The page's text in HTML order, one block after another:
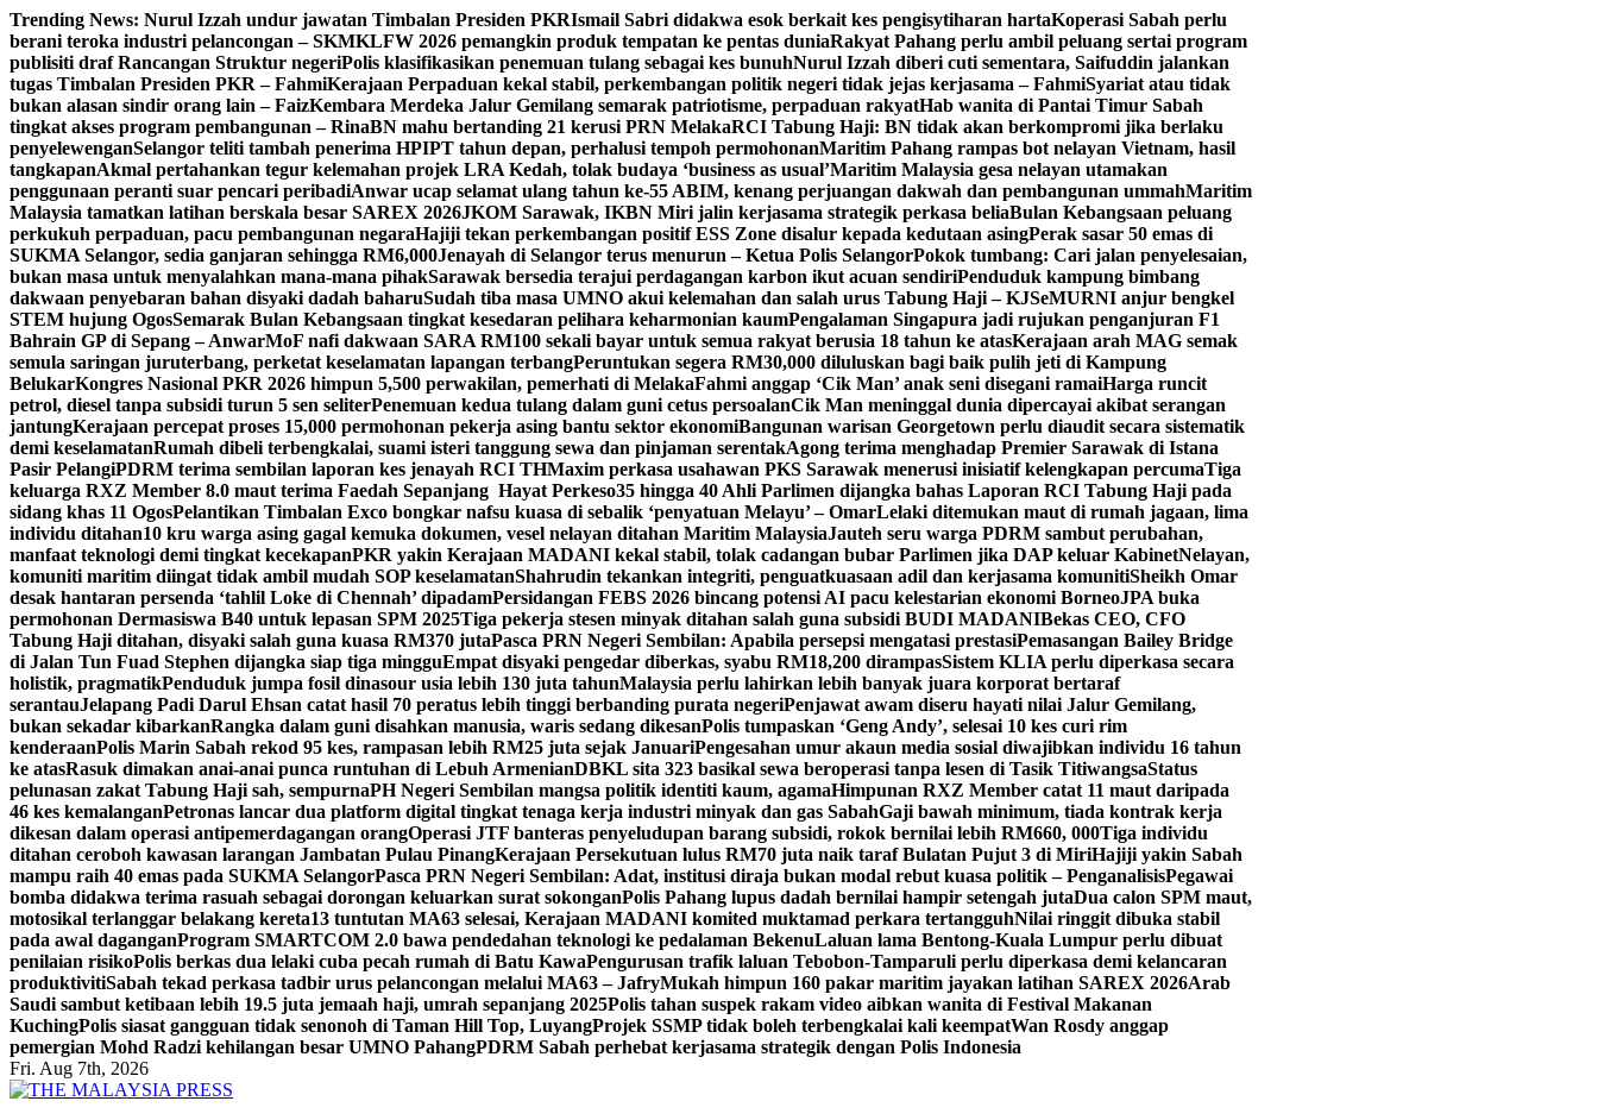
Skip
to
content
Trending News: Nurul Izzah undur jawatan Timbalan Presiden PKRIsmail Sabri didakwa esok berkait kes pengisytiharan hartaKoperasi Sabah perlu
berani teroka industri pelancongan – SKMKLFW 2026 pemangkin produk tempatan ke pentas duniaRakyat Pahang perlu ambil peluang sertai program
publisiti draf Rancangan Struktur negeriPolis klasifikasikan penemuan tulang sebagai kes bunuhNurul Izzah diberi cuti sementara, Saifuddin jalankan
tugas Timbalan Presiden PKR – FahmiKerajaan Perpaduan kekal stabil, perkembangan politik negeri tidak jejas kerjasama – FahmiSyariat atau tidak
bukan alasan sindir orang lain – FaizKembara Merdeka Jalur Gemilang semarak patriotisme, perpaduan rakyatHab wanita di Pantai Timur Sabah
tingkat akses program pembangunan – RinaBN mahu bertanding 21 kerusi PRN MelakaRCI Tabung Haji: BN tidak akan berkompromi jika berlaku
penyelewenganSelangor teliti tambah penerima HPIPT tahun depan, perhalusi tempoh permohonanMaritim Pahang rampas bot nelayan Vietnam, hasil
tangkapanAkmal pertahankan tegur kelemahan projek LRA Kedah, tolak budaya ‘business as usual’Maritim Malaysia gesa nelayan utamakan
penggunaan peranti suar pencari peribadiAnwar ucap selamat ulang tahun ke-55 ABIM, kenang perjuangan dakwah dan pembangunan ummahMaritim
Malaysia tamatkan latihan berskala besar SAREX 2026JKOM Sarawak, IKBN Miri jalin kerjasama strategik perkasa beliaBulan Kebangsaan peluang
perkukuh perpaduan, pacu pembangunan negaraHajiji tekan perkembangan positif ESS Zone disalur kepada kedutaan asingPerak sasar 50 emas di
SUKMA Selangor, sedia ganjaran sehingga RM6,000Jenayah di Selangor terus menurun – Ketua Polis SelangorPokok tumbang: Cari jalan penyelesaian,
bukan masa untuk menyalahkan mana-mana pihakSarawak bersedia terajui perdagangan karbon ikut acuan sendiriPenduduk kampung bimbang
dakwaan penyebaran bahan disyaki dadah baharuSudah tiba masa UMNO akui kelemahan dan salah urus Tabung Haji – KJSeMURNI anjur bengkel
STEM hujung OgosSemarak Bulan Kebangsaan tingkat kesedaran pelihara keharmonian kaumPengalaman Singapura jadi rujukan penganjuran F1
Bahrain GP di Sepang – AnwarMoF nafi dakwaan SARA RM100 sekali bayar untuk semua rakyat berusia 18 tahun ke atasKerajaan arah MAG semak
semula saringan juruterbang, perketat keselamatan lapangan terbangPeruntukan segera RM30,000 diluluskan bagi baik pulih jeti di Kampung
BelukarKongres Nasional PKR 2026 himpun 5,500 perwakilan, pemerhati di MelakaFahmi anggap ‘Cik Man’ anak seni disegani ramaiHarga runcit
petrol, diesel tanpa subsidi turun 5 sen seliterPenemuan kedua tulang dalam guni cetus persoalanCik Man meninggal dunia dipercayai akibat serangan
jantungKerajaan percepat proses 15,000 permohonan pekerja asing bantu sektor ekonomiBangunan warisan Georgetown perlu diaudit secara sistematik
demi keselamatanRumah dibeli terbengkalai, suami isteri tanggung sewa dan pinjaman serentakAgong terima menghadap Premier Sarawak di Istana
Pasir PelangiPDRM terima sembilan laporan kes jenayah RCI THMaxim perkasa usahawan PKS Sarawak menerusi inisiatif kelengkapan percumaTiga
keluarga RXZ Member 8.0 maut terima Faedah Sepanjang Hayat Perkeso35 hingga 40 Ahli Parlimen dijangka bahas Laporan RCI Tabung Haji pada
sidang khas 11 OgosPelantikan Timbalan Exco bongkar nafsu kuasa di sebalik ‘penyatuan Melayu’ – OmarLelaki ditemukan maut di rumah jagaan, lima
individu ditahan10 kru warga asing gagal kemuka dokumen, vesel nelayan ditahan Maritim MalaysiaJauteh seru warga PDRM sambut perubahan,
manfaat teknologi demi tingkat kecekapanPKR yakin Kerajaan MADANI kekal stabil, tolak cadangan bubar Parlimen jika DAP keluar KabinetNelayan,
komuniti maritim diingat tidak ambil mudah SOP keselamatanShahrudin tekankan integriti, penguatkuasaan adil dan kerjasama komunitiSheikh Omar
desak hantaran persenda ‘tahlil Loke di Chennah’ dipadamPersidangan FEBS 2026 bincang potensi AI pacu kelestarian ekonomi BorneoJPA buka
permohonan Dermasiswa B40 untuk lepasan SPM 2025Tiga pekerja stesen minyak ditahan salah guna subsidi BUDI MADANIBekas CEO, CFO
Tabung Haji ditahan, disyaki salah guna kuasa RM370 jutaPasca PRN Negeri Sembilan: Apabila persepsi mengatasi prestasiPemasangan Bailey Bridge
di Jalan Tun Fuad Stephen dijangka siap tiga mingguEmpat disyaki pengedar diberkas, syabu RM18,200 dirampasSistem KLIA perlu diperkasa secara
holistik, pragmatikPenduduk jumpa fosil dinasour usia lebih 130 juta tahunMalaysia perlu lahirkan lebih banyak juara korporat bertaraf
serantauJelapang Padi Darul Ehsan catat hasil 70 peratus lebih tinggi berbanding purata negeriPenjawat awam diseru hayati nilai Jalur Gemilang,
bukan sekadar kibarkanRangka dalam guni disahkan manusia, waris sedang dikesanPolis tumpaskan ‘Geng Andy’, selesai 10 kes curi rim
kenderaanPolis Marin Sabah rekod 95 kes, rampasan lebih RM25 juta sejak JanuariPengesahan umur akaun media sosial diwajibkan individu 16 tahun
ke atasRasuk dimakan anai-anai punca runtuhan di Lebuh ArmenianDBKL sita 323 basikal sewa beroperasi tanpa lesen di Tasik TitiwangsaStatus
pelunasan zakat Tabung Haji sah, sempurnaPH Negeri Sembilan mangsa politik identiti kaum, agamaHimpunan RXZ Member catat 11 maut daripada
46 kes kemalanganPetronas lancar dua platform digital tingkat tenaga kerja industri minyak dan gas SabahGaji bawah minimum, tiada kontrak kerja
dikesan dalam operasi antipemerdagangan orangOperasi JTF banteras penyeludupan barang subsidi, rokok bernilai lebih RM660, 000Tiga individu
ditahan ceroboh kawasan larangan Jambatan Pulau PinangKerajaan Persekutuan lulus RM70 juta naik taraf Bulatan Pujut 3 di MiriHajiji yakin Sabah
mampu raih 40 emas pada SUKMA SelangorPasca PRN Negeri Sembilan: Adat, institusi diraja bukan modal rebut kuasa politik – PenganalisisPegawai
bomba didakwa terima rasuah sebagai dorongan keluarkan surat sokonganPolis Pahang lupus dadah bernilai hampir setengah jutaDua calon SPM maut,
motosikal terlanggar belakang kereta13 tuntutan MA63 selesai, Kerajaan MADANI komited muktamad perkara tertangguhNilai ringgit dibuka stabil
pada awal daganganProgram SMARTCOM 2.0 bawa pendedahan teknologi ke pedalaman BekenuLaluan lama Bentong-Kuala Lumpur perlu dibuat
penilaian risikoPolis berkas dua lelaki cuba pecah rumah di Batu KawaPengurusan trafik laluan Tebobon-Tamparuli perlu diperkasa demi kelancaran
produktivitiSabah tekad perkasa tadbir urus pelancongan melalui MA63 – JafryMukah himpun 160 pakar maritim jayakan latihan SAREX 2026Arab
Saudi sambut ketibaan lebih 19.5 juta jemaah haji, umrah sepanjang 2025Polis tahan suspek rakam video aibkan wanita di Festival Makanan
KuchingPolis siasat gangguan tidak senonoh di Taman Hill Top, LuyangProjek SSMP tidak boleh terbengkalai kali keempatWan Rosdy anggap
pemergian Mohd Radzi kehilangan besar UMNO PahangPDRM Sabah perhebat kerjasama strategik dengan Polis Indonesia
Fri. Aug 7th, 2026